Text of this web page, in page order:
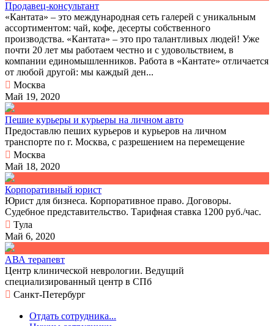
Продавец-консультант
«Кантата» – это международная сеть галерей с уникальным
ассортиментом: чай, кофе, десерты собственного
производства. «Кантата» – это про талантливых людей! Уже
почти 20 лет мы работаем честно и с удовольствием, в
компании единомышленников. Работа в «Кантате» отличается
от любой другой: мы каждый ден...
Москва
Май 19, 2020
Пешие курьеры и курьеры на личном авто
Предоставлю пеших курьеров и курьеров на личном
транспорте по г. Москва, с разрешением на перемещение
Москва
Май 18, 2020
Корпоративный юрист
Юрист для бизнеса. Корпоративное право. Договоры.
Судебное представительство. Тарифная ставка 1200 руб./час.
Тула
Май 6, 2020
АВА терапевт
Центр клинической неврологии. Ведущий
специализированный центр в СПб
Санкт-Петербург
Отдать сотрудника...